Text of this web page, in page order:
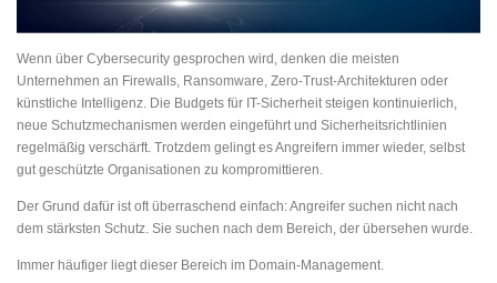
Wenn über Cybersecurity gesprochen wird, denken die meisten
Unternehmen an Firewalls, Ransomware, Zero-Trust-Architekturen oder
künstliche Intelligenz. Die Budgets für IT-Sicherheit steigen kontinuierlich,
neue Schutzmechanismen werden eingeführt und Sicherheitsrichtlinien
regelmäßig verschärft. Trotzdem gelingt es Angreifern immer wieder, selbst
gut geschützte Organisationen zu kompromittieren.
Der Grund dafür ist oft überraschend einfach: Angreifer suchen nicht nach
dem stärksten Schutz. Sie suchen nach dem Bereich, der übersehen wurde.
Immer häufiger liegt dieser Bereich im Domain-Management.